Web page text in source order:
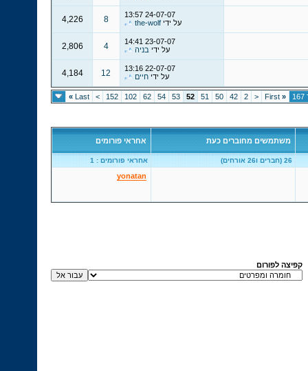
24-07-07
13:57
על ידיthe-wolf
8
4,226
23-07-07
14:41
על ידי בניה 4
2,806
22-07-07
13:16
על ידיחיים 12
4,184
«
First
<
2
42
50
51
52
53
54
62
102
152
>
Last
»
משתמשים מחוברים כעת אחראי פורומים
26 (חברים ו26 אורחים) אחראי פורומים : 1
yonatan
קפיצה לפורום